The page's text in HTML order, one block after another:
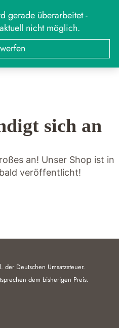
gerade überarbeitet -
nicht möglich.
MARKT
sich an
an! Unser Shop ist in
veröffentlicht!
der Deutschen Umsatzsteuer.
dem bisherigen Preis.